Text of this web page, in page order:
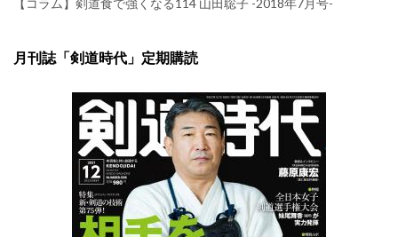
月刊誌「剣道時代」定期購読